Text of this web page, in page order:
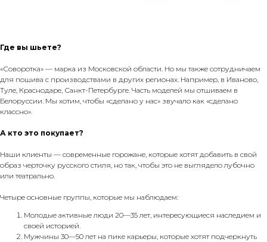
Где вы шьете?
«Соворотка» — марка из Московской области. Но мы также сотрудничаем
для пошива с производствами в других регионах. Например, в Иваново,
Туле, Краснодаре, Санкт-Петербурге. Часть моделей мы отшиваем в
Белоруссии. Мы хотим, чтобы «сделано у нас» звучало как «сделано
классно».
А кто это покупает?
Наши клиенты — современные горожане, которые хотят добавить в свой
образ черточку русского стиля, но так, чтобы это не выглядело лубочно
или театрально.
Четыре основные группы, которые мы наблюдаем:
Молодые активные люди 20—35 лет, интересующиеся наследием и
своей историей.
Мужчины 30—50 лет на пике карьеры, которые хотят подчеркнуть